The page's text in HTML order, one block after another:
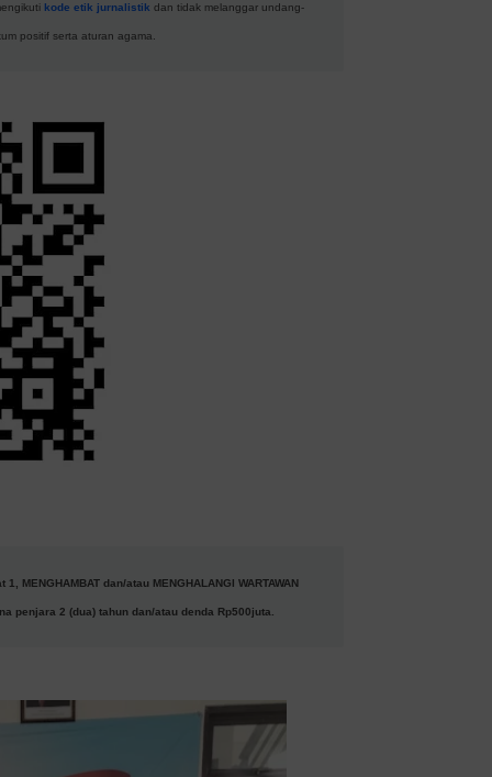
kode etik jurnalistik dan tidak melanggar undang-
positif serta aturan agama.
MENGHAMBAT dan/atau MENGHALANGI WARTAWAN
penjara 2 (dua) tahun dan/atau denda Rp500juta.